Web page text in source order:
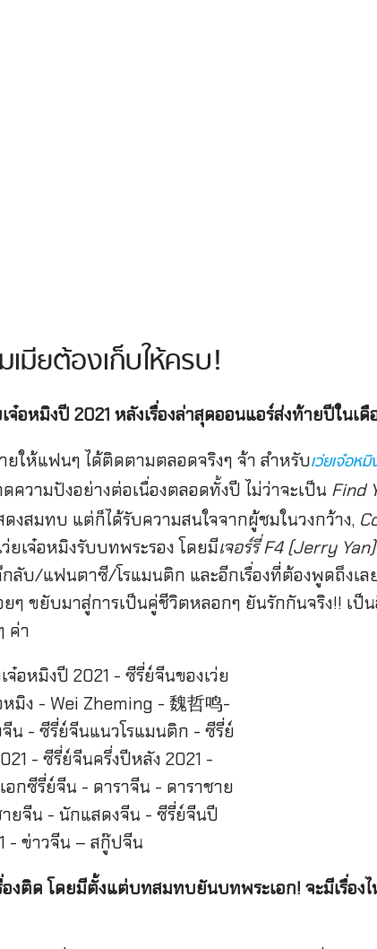
มียต้องเก็บให้ครบ!
หมิงปี 2021 หลังเรื่องล่าสุดออนแอร์ส่งท้ายปีในเดื
ให้แฟนๆ ได้ติดตามตลอดจริงๆ จ้า สำหรับเว่ยเจ๋อห
ความปังอย่างต่อเนื่องตลอดทั้งปี ไม่ว่าจะเป็น Find
งสมทบ แต่ก็ได้รับความสนใจจากผู้ชมในวงกว้าง,
เจ๋อหมิงรับบทพระรอง โดยมีเจอร์รี่ F4 (Jerry
ลับ/แฟนตาซี/โรแมนติก และอีกเรื่องที่ต้องพูดถึงเล
ขยับมาสู่การเป็นคู่ชีวิตหลอกๆ ยันรักกันจริง!! เป็น
ค่า
งติด โดยมีตั้งแต่บทสมทบยันบทพระเอก! จะมีเรื่อง